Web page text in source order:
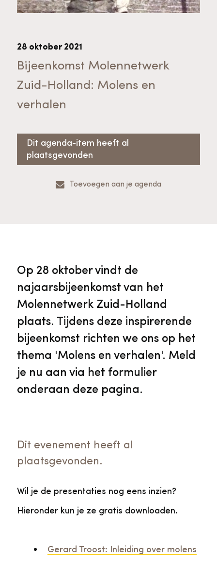
Ergoedvrijwilligersprijs
Contact
Advies en ondersteuning voor
vrijwilligers
Advies en ondersteuning voor
Collectiebeheer
Geschiedenis van Zuid-Holland
Ervenconsulent
Bekijk alle diensten
Aanvraagformulier
Tarieven en algemene voorwaarden
Over de Monumentenwacht
Voorpagina Monumentenwacht
Onze medewerkers
Raad van Toezicht
Tarieven
Algemene voorwaarden
Bekijk meer over ons
Bijeenkomst Molennetwerk
Zuid-Holland: Molens en
verhalen
28 oktober 2021
Dit agenda-item heeft al
plaatsgevonden
Toevoegen aan je agenda
Op 28 oktober vindt de
najaarsbijeenkomst van het
Molennetwerk Zuid-Holland
plaats. Tijdens deze inspirerende
bijeenkomst richten we ons op het
thema 'Molens en verhalen'. Meld
je nu aan via het formulier
onderaan deze pagina.
Dit evenement heeft al
plaatsgevonden.
Wil je de presentaties nog eens inzien?
Hieronder kun je ze gratis downloaden.
Gerard Troost: Inleiding over molens